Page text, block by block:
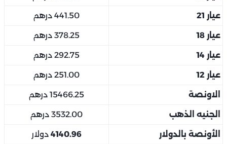
عيار 21 441.50 درهم
عيار 18 378.25 درهم
عيار 14 292.75 درهم
عيار 12 251.00 درهم
الاونصة 15466.25 درهم
الجنيه الذهب 3532.00 درهم
الأونصة بالدولار 4140.96 دولار